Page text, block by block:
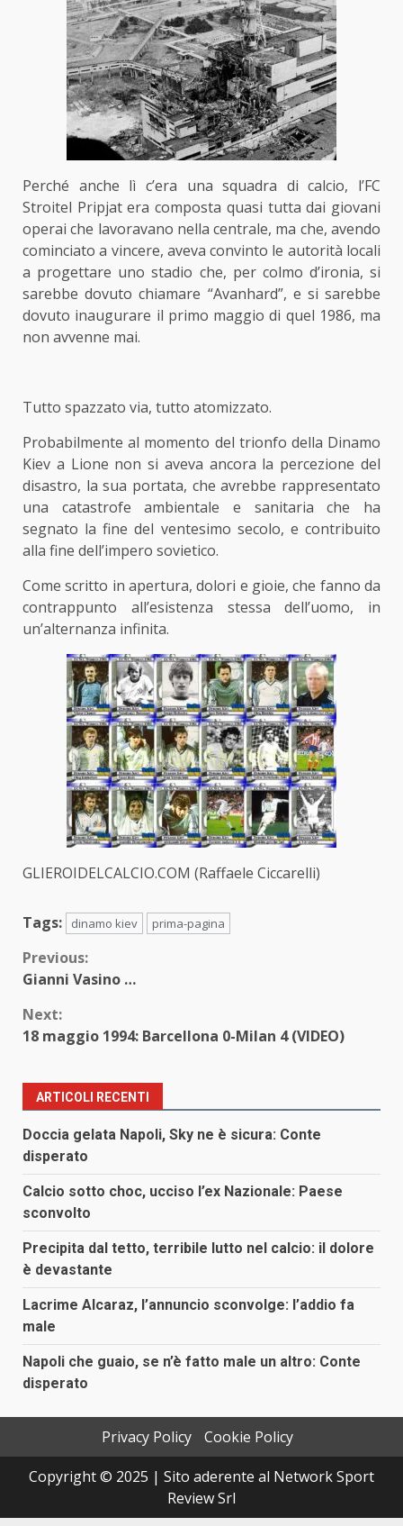
Perché anche lì c’era una squadra di calcio, l’FC
Stroitel Pripjat era composta quasi tutta dai giovani
operai che lavoravano nella centrale, ma che, avendo
cominciato a vincere, aveva convinto le autorità locali
a progettare uno stadio che, per colmo d’ironia, si
sarebbe dovuto chiamare “Avanhard”, e si sarebbe
dovuto inaugurare il primo maggio di quel 1986, ma
non avvenne mai.
Tutto spazzato via, tutto atomizzato.
Probabilmente al momento del trionfo della Dinamo
Kiev a Lione non si aveva ancora la percezione del
disastro, la sua portata, che avrebbe rappresentato
una catastrofe ambientale e sanitaria che ha
segnato la fine del ventesimo secolo, e contribuito
alla fine dell’impero sovietico.
Come scritto in apertura, dolori e gioie, che fanno da
contrappunto all’esistenza stessa dell’uomo, in
un’alternanza infinita.
GLIEROIDELCALCIO.COM (Raffaele Ciccarelli)
Tags: dinamo kiev prima-pagina
Continue
Previous:
Gianni Vasino …
Next:
18 maggio 1994: Barcellona 0-Milan 4 (VIDEO)
ARTICOLI RECENTI
Doccia gelata Napoli, Sky ne è sicura: Conte
disperato
Calcio sotto choc, ucciso l’ex Nazionale: Paese
sconvolto
Precipita dal tetto, terribile lutto nel calcio: il dolore
è devastante
Lacrime Alcaraz, l’annuncio sconvolge: l’addio fa
male
Napoli che guaio, se n’è fatto male un altro: Conte
disperato
Privacy Policy
Cookie Policy
Copyright © 2025 | Sito aderente al Network Sport
Review Srl